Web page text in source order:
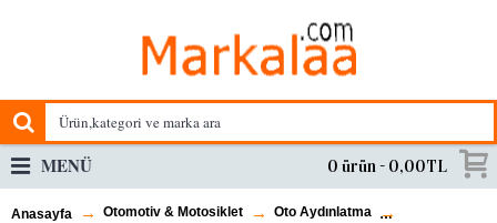
0 ürün - 0,00TL
MENÜ
Anasayfa Otomotiv & Motosiklet Oto Aydınlatma